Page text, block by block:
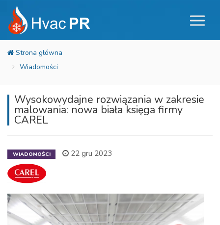
Wiadomości
Wysokowydajne rozwiązania w zakresie
malowania: nowa biała księga firmy
CAREL
WIADOMOŚCI 22 gru 2023